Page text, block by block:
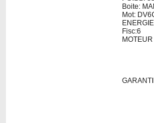
Boite:
Mot:
Fisc:6